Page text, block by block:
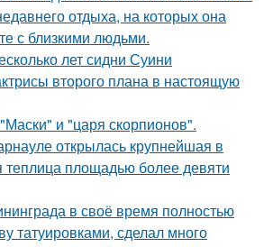
отдыха, на которых она
с близкими людьми.
лет сидни Суини
второго плана в настоящую
и "царя скорпионов".
открылась крупнейшая в
теплица площадью более девяти
в своё время полностью
татуировками, сделал много